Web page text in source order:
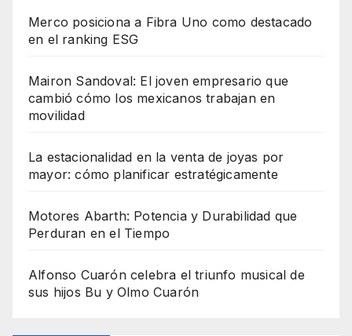
Merco posiciona a Fibra Uno como destacado
en el ranking ESG
Mairon Sandoval: El joven empresario que
cambió cómo los mexicanos trabajan en
movilidad
La estacionalidad en la venta de joyas por
mayor: cómo planificar estratégicamente
Motores Abarth: Potencia y Durabilidad que
Perduran en el Tiempo
Alfonso Cuarón celebra el triunfo musical de
sus hijos Bu y Olmo Cuarón